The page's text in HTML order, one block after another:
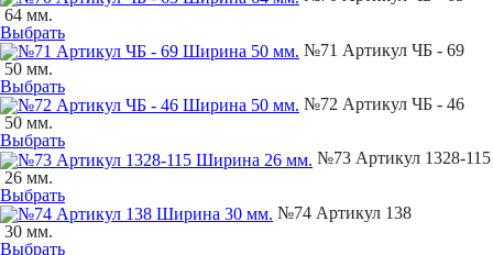
64 мм.
Выбрать
№71 Артикул ЧБ - 69
50 мм.
Выбрать
№72 Артикул ЧБ - 46
50 мм.
Выбрать
№73 Артикул 1328-115
26 мм.
Выбрать
№74 Артикул 138
30 мм.
Выбрать